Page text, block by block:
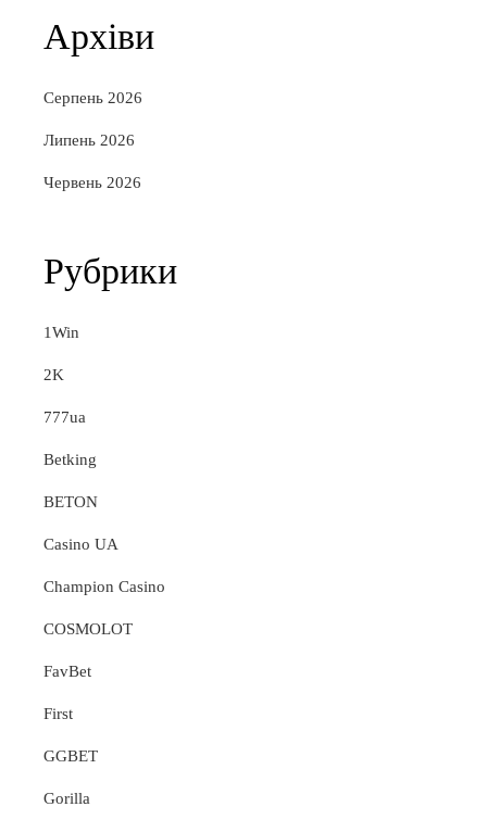
Архіви
Серпень 2026
Липень 2026
Червень 2026
Рубрики
1Win
2K
777ua
Betking
BETON
Casino UA
Champion Casino
COSMOLOT
FavBet
First
GGBET
Gorilla